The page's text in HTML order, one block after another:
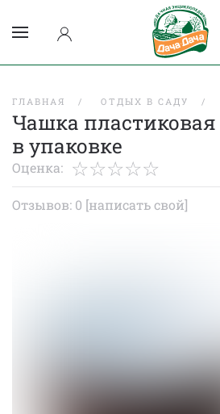
ГЛАВНАЯ ОТДЫХ В САДУ
Чашка пластиковая
в упаковке
Оценка:
Отзывов: 0 [написать свой]